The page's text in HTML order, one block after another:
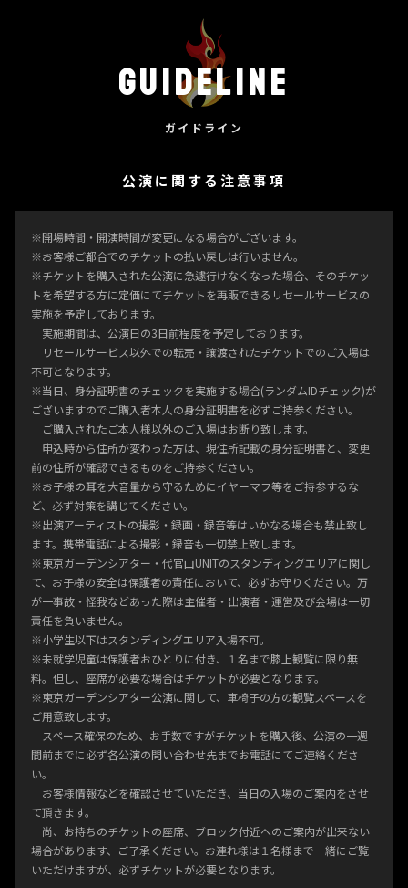
GUIDELINE
ガイドライン
公演に関する注意事項
※開場時間・開演時間が変更になる場合がございます。
※お客様ご都合でのチケットの払い戻しは行いません。
※チケットを購入された公演に急遽行けなくなった場合、そのチケッ
トを希望する方に定価にてチケットを再販できるリセールサービスの
実施を予定しております。
実施期間は、公演日の3日前程度を予定しております。
リセールサービス以外での転売・譲渡されたチケットでのご入場は
不可となります。
※当日、身分証明書のチェックを実施する場合(ランダムIDチェック)が
ございますのでご購入者本人の身分証明書を必ずご持参ください。
ご購入されたご本人様以外のご入場はお断り致します。
申込時から住所が変わった方は、現住所記載の身分証明書と、変更
前の住所が確認できるものをご持参ください。
※お子様の耳を大音量から守るためにイヤーマフ等をご持参するな
ど、必ず対策を講じてください。
※出演アーティストの撮影・録画・録音等はいかなる場合も禁止致し
ます。携帯電話による撮影・録音も一切禁止致します。
※東京ガーデンシアター・代官山UNITのスタンディングエリアに関し
て、お子様の安全は保護者の責任において、必ずお守りください。万
が一事故・怪我などあった際は主催者・出演者・運営及び会場は一切
責任を負いません。
※小学生以下はスタンディングエリア入場不可。
※未就学児童は保護者おひとりに付き、１名まで膝上観覧に限り無
料。但し、座席が必要な場合はチケットが必要となります。
※東京ガーデンシアター公演に関して、車椅子の方の観覧スペースを
ご用意致します。
スペース確保のため、お手数ですがチケットを購入後、公演の一週
間前までに必ず各公演の問い合わせ先までお電話にてご連絡くださ
い。
お客様情報などを確認させていただき、当日の入場のご案内をさせ
て頂きます。
尚、お持ちのチケットの座席、ブロック付近へのご案内が出来ない
場合があります、ご了承ください。お連れ様は１名様まで一緒にご覧
いただけますが、必ずチケットが必要となります。